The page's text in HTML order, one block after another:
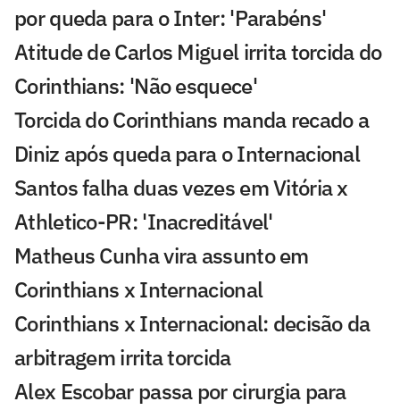
por queda para o Inter: 'Parabéns'
Atitude de Carlos Miguel irrita torcida do
Corinthians: 'Não esquece'
Torcida do Corinthians manda recado a
Diniz após queda para o Internacional
Santos falha duas vezes em Vitória x
Athletico-PR: 'Inacreditável'
Matheus Cunha vira assunto em
Corinthians x Internacional
Corinthians x Internacional: decisão da
arbitragem irrita torcida
Alex Escobar passa por cirurgia para